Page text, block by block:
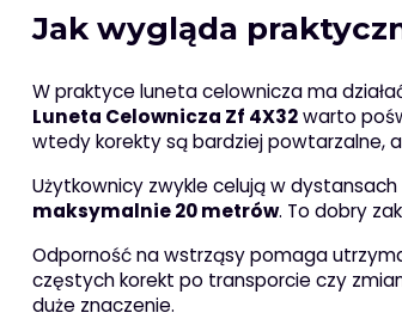
Jak wygląda
W praktyce luneta celownicza ma
Luneta Celownicza Zf 4X32warto
wtedy korekty są bardziej powtarzalne,
Użytkownicy zwykle celują w
maksymalnie 20 metrów. To dobry
Odporność na wstrząsy pomaga
częstych korekt po transporcie czy
duże znaczenie.